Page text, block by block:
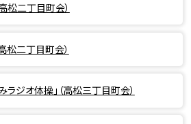
松二丁目町会）
松二丁目町会）
ジオ体操」（高松三丁目町会）